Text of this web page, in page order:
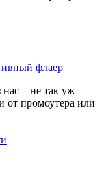
флаер
– не так уж
от промоутера или